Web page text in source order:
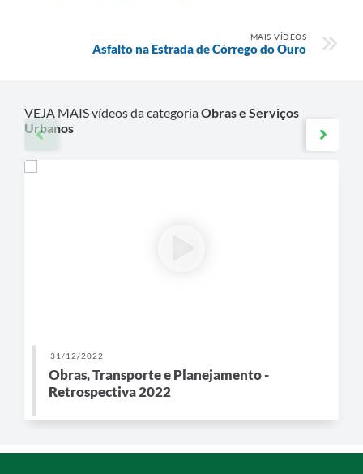
MAIS VÍDEOS
Asfalto na Estrada de Córrego do Ouro
VEJA MAIS vídeos da categoriaObras e Serviços
Urbanos
31/12/2022
Obras, Transporte e Planejamento -
Retrospectiva 2022